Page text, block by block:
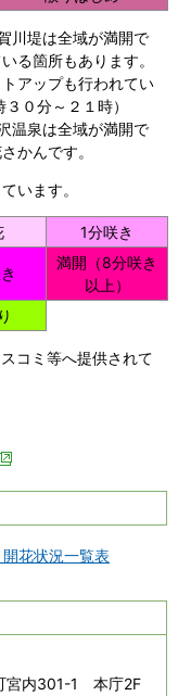
川堤は全域が満開で
る箇所もあります。
プも行われてい
０分～２１時）
温泉は全域が満開で
かんです。
います。
1分咲き
満開（8分咲き
以上）
コミ等へ提供されて
花状況一覧表
宮内301-1 本庁2F